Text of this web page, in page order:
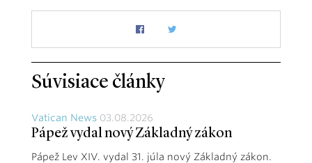
Súvisiace články
Vatican News 03.08.2026
Pápež vydal nový Základný zákon
Pápež Lev XIV. vydal 31. júla nový Základný zákon.